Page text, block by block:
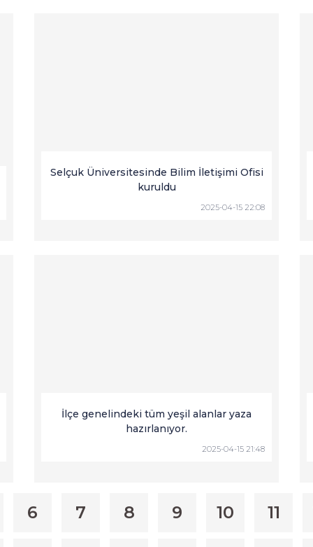
Selçuk Üniversitesinde Bilim İletişimi Ofisi
kuruldu
2025-04-15 22:08
İlçe genelindeki tüm yeşil alanlar yaza
hazırlanıyor.
2025-04-15 21:48
6 7 8 9 10 11